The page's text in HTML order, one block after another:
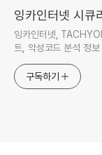
잉카인터넷 시큐
잉카인터넷,
트, 악성코드 분석 정보
구독하기